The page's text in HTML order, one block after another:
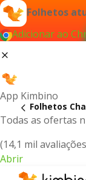
Folhetos
Adicionar ao
App Kimbino
Todas as ofertas
(14,1 mil
Abrir
Folhetos